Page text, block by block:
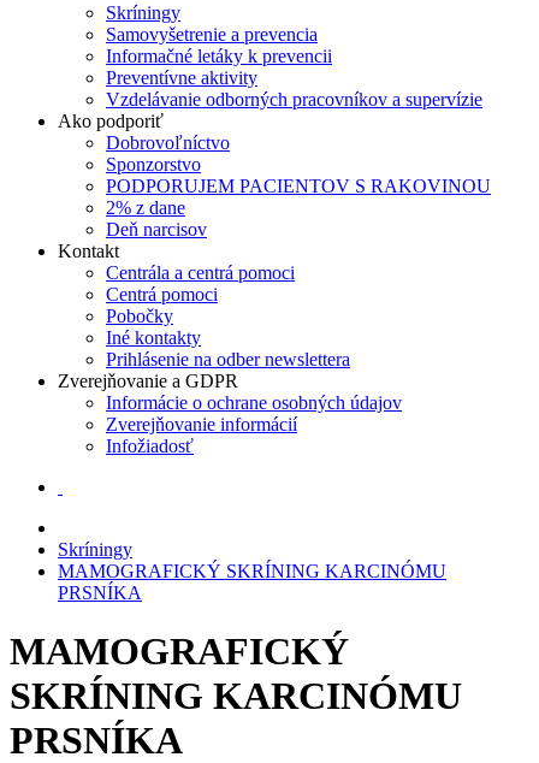
Skríningy
Samovyšetrenie a prevencia
Informačné letáky k prevencii
Preventívne aktivity
Vzdelávanie odborných pracovníkov a supervízie
Ako podporiť
Dobrovoľníctvo
Sponzorstvo
PODPORUJEM PACIENTOV S RAKOVINOU
2% z dane
Deň narcisov
Kontakt
Centrála a centrá pomoci
Centrá pomoci
Pobočky
Iné kontakty
Prihlásenie na odber newslettera
Zverejňovanie a GDPR
Informácie o ochrane osobných údajov
Zverejňovanie informácií
Infožiadosť
Skríningy
MAMOGRAFICKÝ SKRÍNING KARCINÓMU
PRSNÍKA
MAMOGRAFICKÝ
SKRÍNING KARCINÓMU
PRSNÍKA